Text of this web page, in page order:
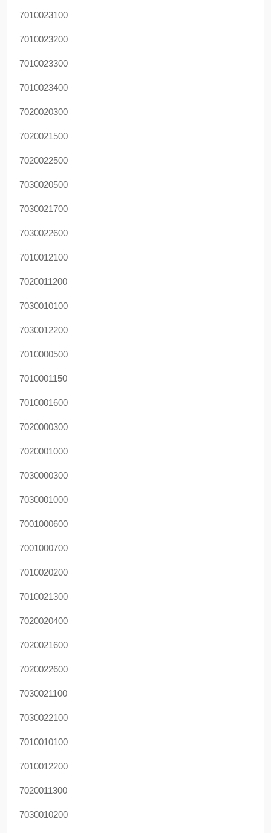
7010023100
7010023200
7010023300
7010023400
7020020300
7020021500
7020022500
7030020500
7030021700
7030022600
7010012100
7020011200
7030010100
7030012200
7010000500
7010001150
7010001600
7020000300
7020001000
7030000300
7030001000
7001000600
7001000700
7010020200
7010021300
7020020400
7020021600
7020022600
7030021100
7030022100
7010010100
7010012200
7020011300
7030010200